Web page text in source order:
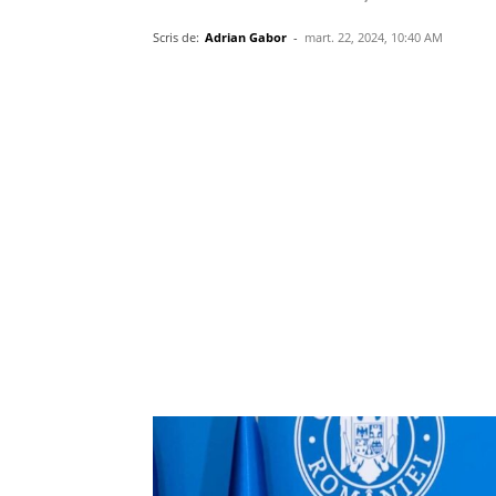
Scris de: Adrian Gabor - mart. 22, 2024, 10:40 AM